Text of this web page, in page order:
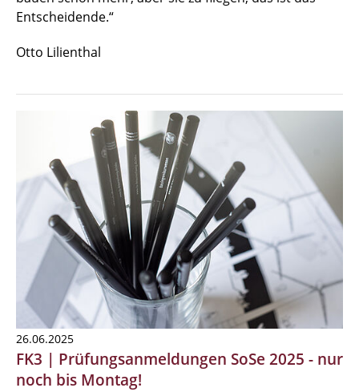
Entscheidende.“
Otto Lilienthal
26.06.2025
FK3 | Prüfungsanmeldungen SoSe 2025 - nur
noch bis Montag!